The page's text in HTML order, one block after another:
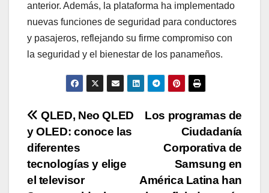
anterior. Además, la plataforma ha implementado
nuevas funciones de seguridad para conductores
y pasajeros, reflejando su firme compromiso con
la seguridad y el bienestar de los panameños.
Navegación
de
entradas
Los programas de
Ciudadanía
Corporativa de
Samsung en
América Latina han
QLED, Neo QLED
y OLED: conoce las
diferentes
tecnologías y elige
el televisor